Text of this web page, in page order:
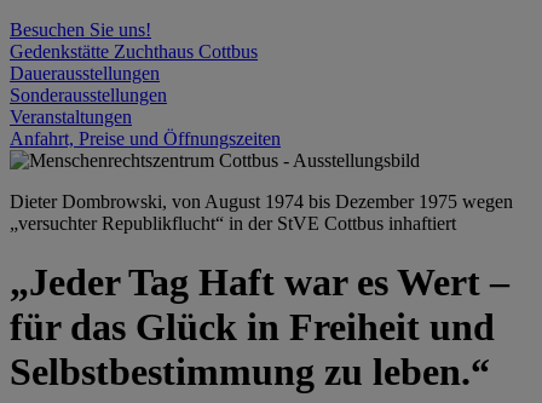
Besuchen Sie uns!
Gedenkstätte Zuchthaus Cottbus
Dauerausstellungen
Sonderausstellungen
Veranstaltungen
Anfahrt, Preise und Öffnungszeiten
Dieter Dombrowski, von August 1974 bis Dezember 1975 wegen
„versuchter Republikflucht“ in der StVE Cottbus inhaftiert
„Jeder Tag Haft war es Wert –
für das Glück in Freiheit und
Selbstbestimmung zu leben.“